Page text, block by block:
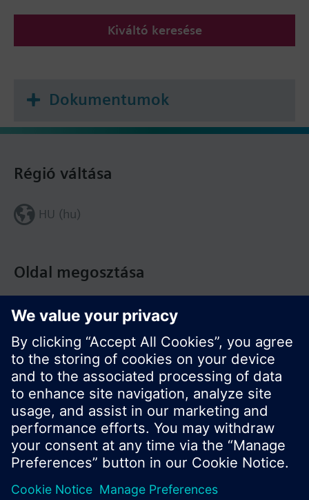
Kiváltó keresése
Dokumentumok
Oldal megosztása
Régió váltása
HU (hu)
© Siemens Switzerland Ltd. Building Technologies
Division - 2016
A termékválaszték és az árak országonként